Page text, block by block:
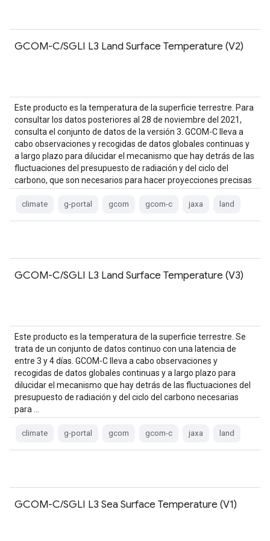
GCOM-C/SGLI L3 Land Surface Temperature (V2)
Este producto es la temperatura de la superficie terrestre. Para
consultar los datos posteriores al 28 de noviembre del 2021,
consulta el conjunto de datos de la versión 3. GCOM-C lleva a
cabo observaciones y recogidas de datos globales continuas y
a largo plazo para dilucidar el mecanismo que hay detrás de las
fluctuaciones del presupuesto de radiación y del ciclo del
carbono, que son necesarios para hacer proyecciones precisas
climate g-portal gcom gcom-c jaxa land
GCOM-C/SGLI L3 Land Surface Temperature (V3)
Este producto es la temperatura de la superficie terrestre. Se
trata de un conjunto de datos continuo con una latencia de
entre 3 y 4 días. GCOM-C lleva a cabo observaciones y
recogidas de datos globales continuas y a largo plazo para
dilucidar el mecanismo que hay detrás de las fluctuaciones del
presupuesto de radiación y del ciclo del carbono necesarias
para …
climate g-portal gcom gcom-c jaxa land
GCOM-C/SGLI L3 Sea Surface Temperature (V1)